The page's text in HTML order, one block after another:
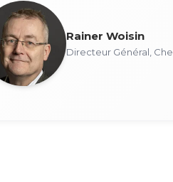
Rainer Woisin
Directeur Général,